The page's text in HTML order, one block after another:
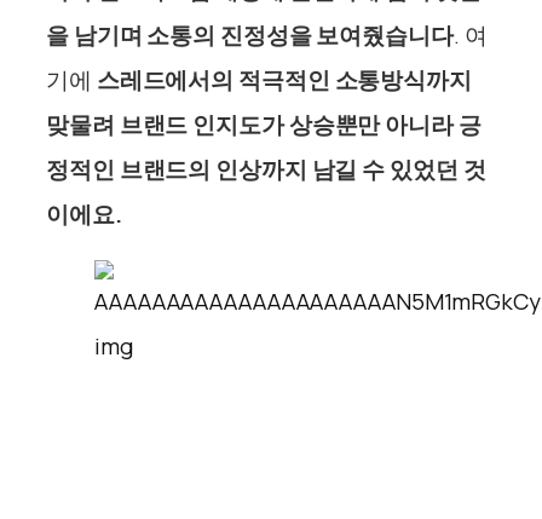
을 남기며 소통의 진정성을 보여줬습니다. 여
기에 스레드에서의 적극적인 소통방식까지
맞물려 브랜드 인지도가 상승뿐만 아니라 긍
정적인 브랜드의 인상까지 남길 수 있었던 것
이에요.